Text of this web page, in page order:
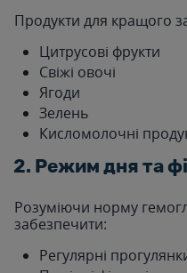
Продукти для кращого
Цитрусові фрукти
Свіжі овочі
Ягоди
Зелень
Кисломолочні
2. Режим дня та
Розуміючи норму
забезпечити:
Регулярні